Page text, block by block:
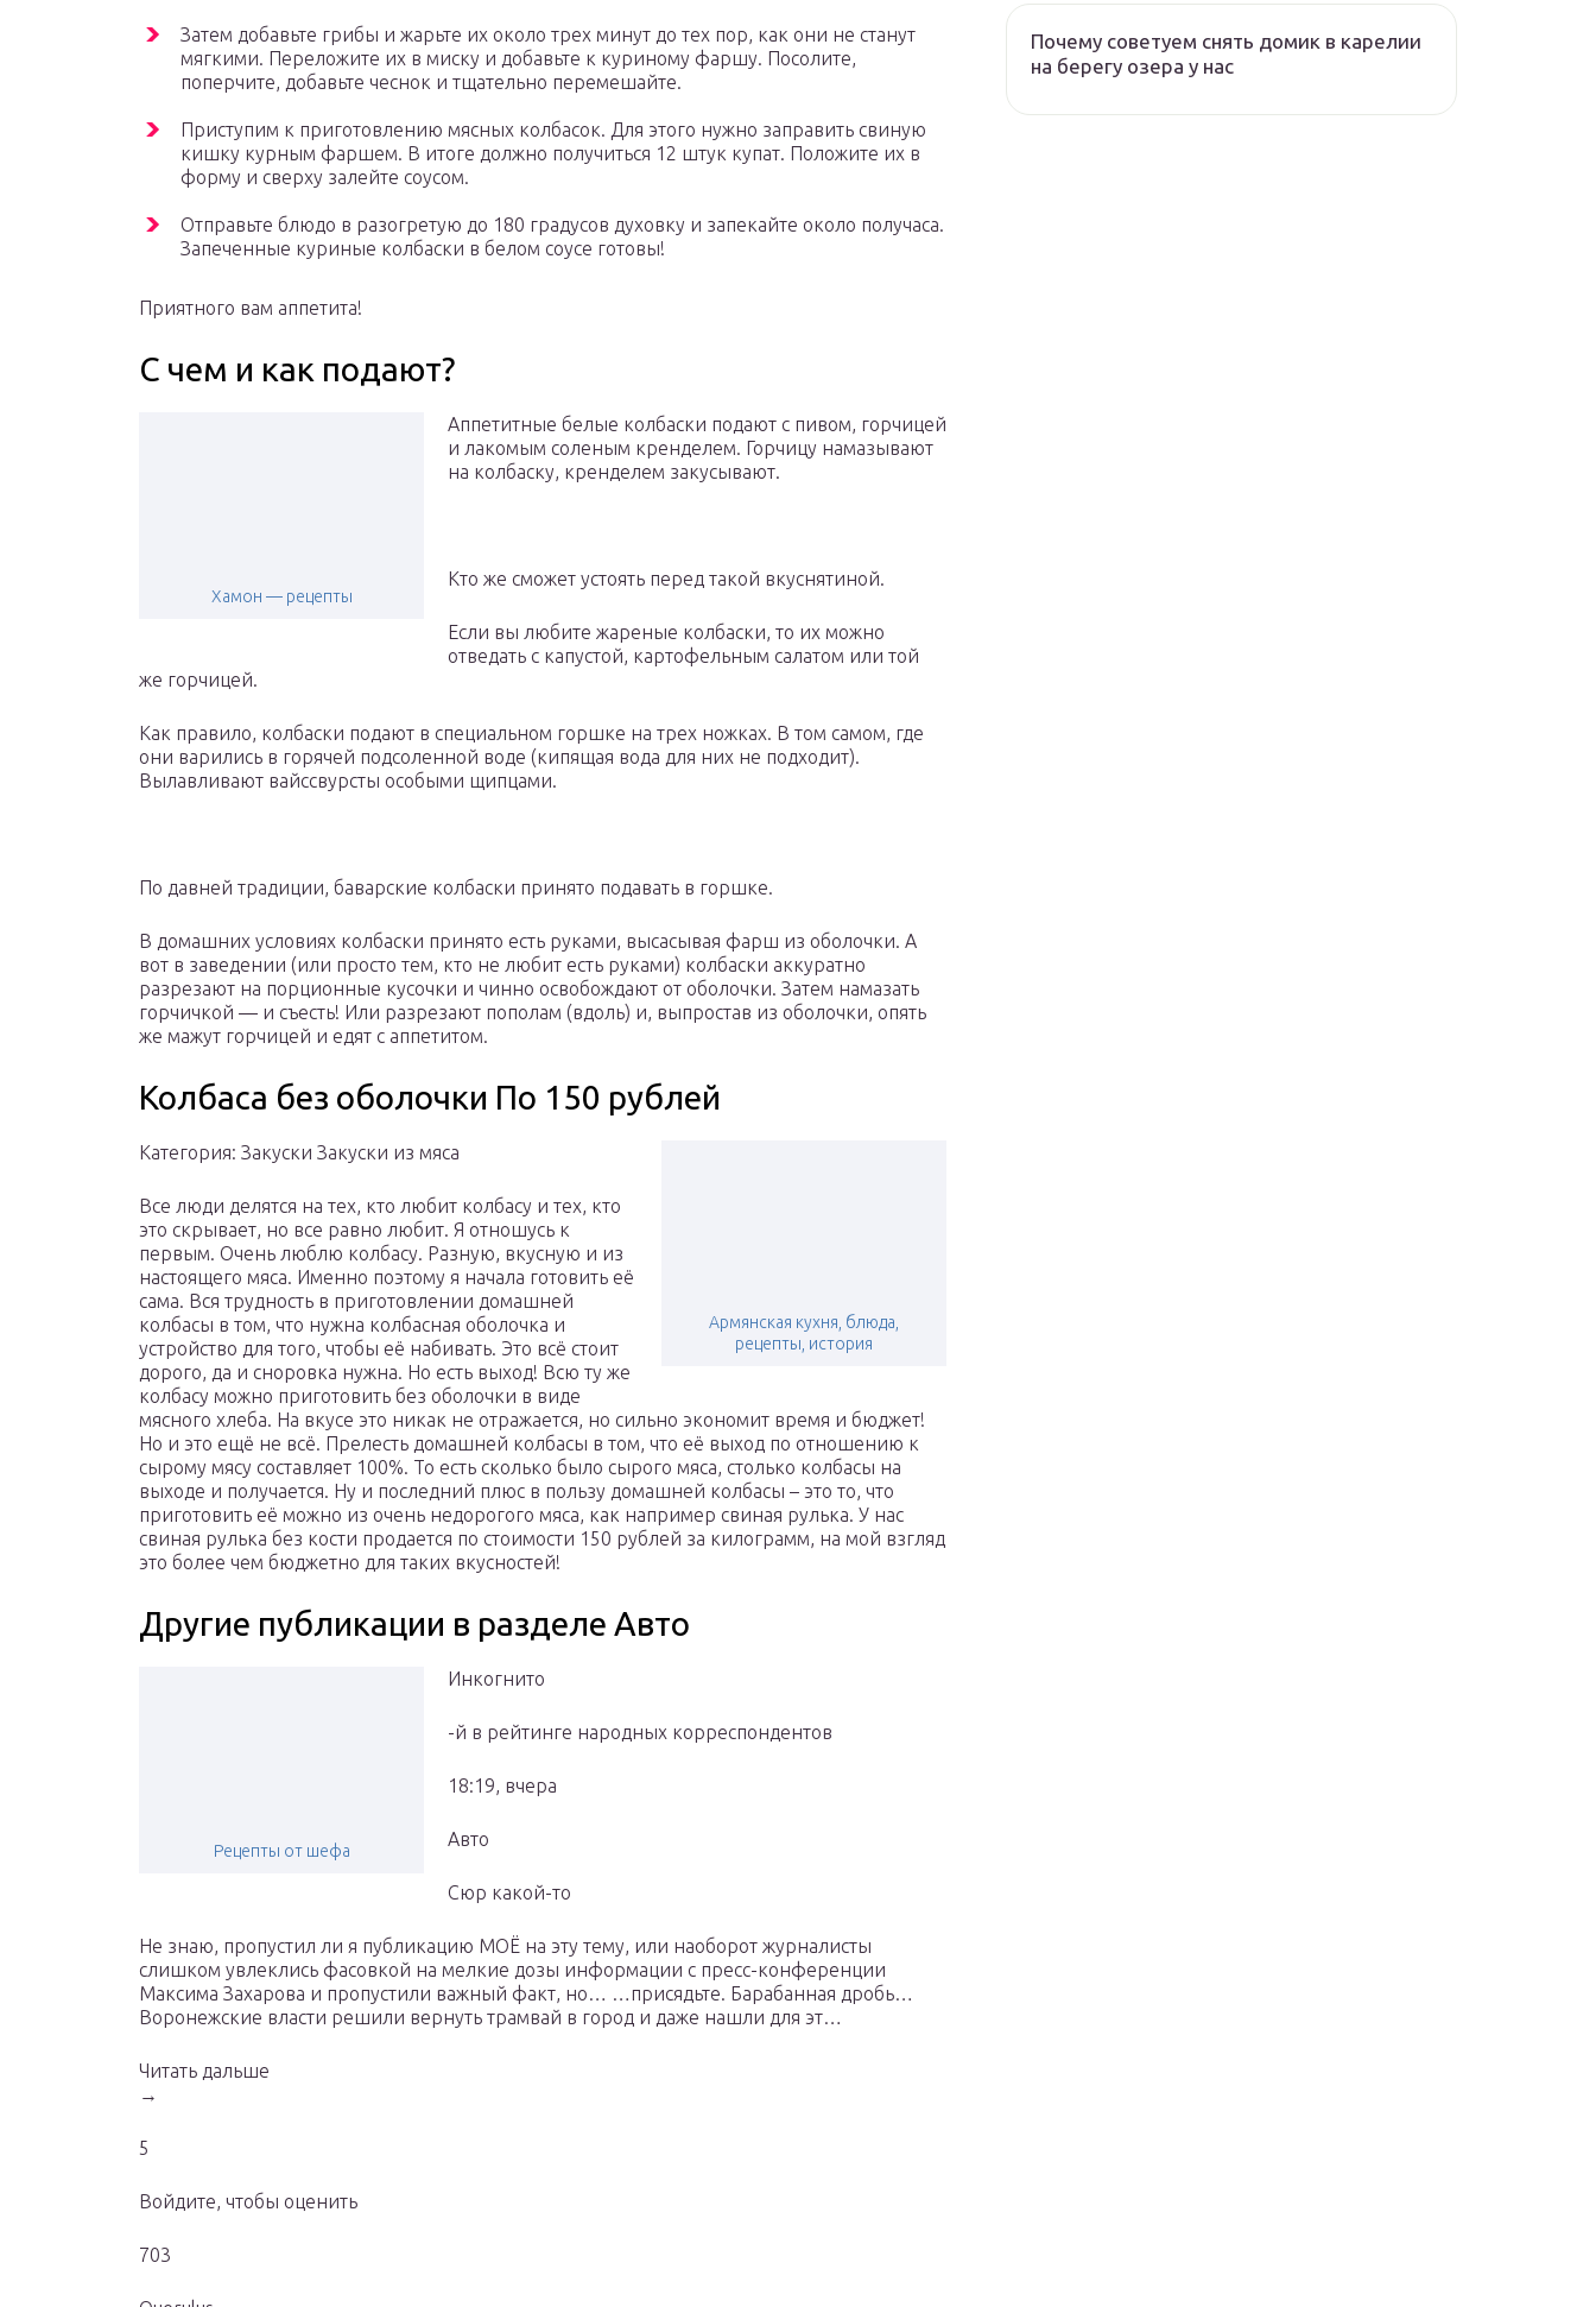
Затем добавьте грибы и жарьте их около трех минут до тех пор, как они не станут
мягкими. Переложите их в миску и добавьте к куриному фаршу. Посолите,
поперчите, добавьте чеснок и тщательно перемешайте.
Приступим к приготовлению мясных колбасок. Для этого нужно заправить свиную
кишку курным фаршем. В итоге должно получиться 12 штук купат. Положите их в
форму и сверху залейте соусом.
Отправьте блюдо в разогретую до 180 градусов духовку и запекайте около получаса.
Запеченные куриные колбаски в белом соусе готовы!
Приятного вам аппетита!
С чем и как подают?
Хамон — рецепты
Аппетитные белые колбаски подают с пивом, горчицей
и лакомым соленым кренделем. Горчицу намазывают
на колбаску, кренделем закусывают.
Кто же сможет устоять перед такой вкуснятиной.
Если вы любите жареные колбаски, то их можно
отведать с капустой, картофельным салатом или той
же горчицей.
Как правило, колбаски подают в специальном горшке на трех ножках. В том самом, где
они варились в горячей подсоленной воде (кипящая вода для них не подходит).
Вылавливают вайссвурсты особыми щипцами.
По давней традиции, баварские колбаски принято подавать в горшке.
В домашних условиях колбаски принято есть руками, высасывая фарш из оболочки. А
вот в заведении (или просто тем, кто не любит есть руками) колбаски аккуратно
разрезают на порционные кусочки и чинно освобождают от оболочки. Затем намазать
горчичкой — и съесть! Или разрезают пополам (вдоль) и, выпростав из оболочки, опять
же мажут горчицей и едят с аппетитом.
Колбаса без оболочки По 150 рублей
Армянская кухня, блюда,
рецепты, история
Категория: Закуски Закуски из мяса
Все люди делятся на тех, кто любит колбасу и тех, кто
это скрывает, но все равно любит. Я отношусь к
первым. Очень люблю колбасу. Разную, вкусную и из
настоящего мяса. Именно поэтому я начала готовить её
сама. Вся трудность в приготовлении домашней
колбасы в том, что нужна колбасная оболочка и
устройство для того, чтобы её набивать. Это всё стоит
дорого, да и сноровка нужна. Но есть выход! Всю ту же
колбасу можно приготовить без оболочки в виде
мясного хлеба. На вкусе это никак не отражается, но сильно экономит время и бюджет!
Но и это ещё не всё. Прелесть домашней колбасы в том, что её выход по отношению к
сырому мясу составляет 100%. То есть сколько было сырого мяса, столько колбасы на
выходе и получается. Ну и последний плюс в пользу домашней колбасы – это то, что
приготовить её можно из очень недорогого мяса, как например свиная рулька. У нас
свиная рулька без кости продается по стоимости 150 рублей за килограмм, на мой взгляд
это более чем бюджетно для таких вкусностей!
Другие публикации в разделе Авто
Рецепты от шефа
Инкогнитo
-й в рейтинге народных корреспондентов
18:19, вчера
Авто
Сюр какой-то
Не знаю, пропустил ли я публикацию МОЁ на эту тему, или наоборот журналисты
слишком увлеклись фасовкой на мелкие дозы информации с пресс-конференции
Максима Захарова и пропустили важный факт, но… …присядьте. Барабанная дробь…
Воронежские власти решили вернуть трамвай в город и даже нашли для эт…
Читать дальше
→
5
Войдите, чтобы оценить
703
Почему советуем снять домик в карелии
на берегу озера у нас